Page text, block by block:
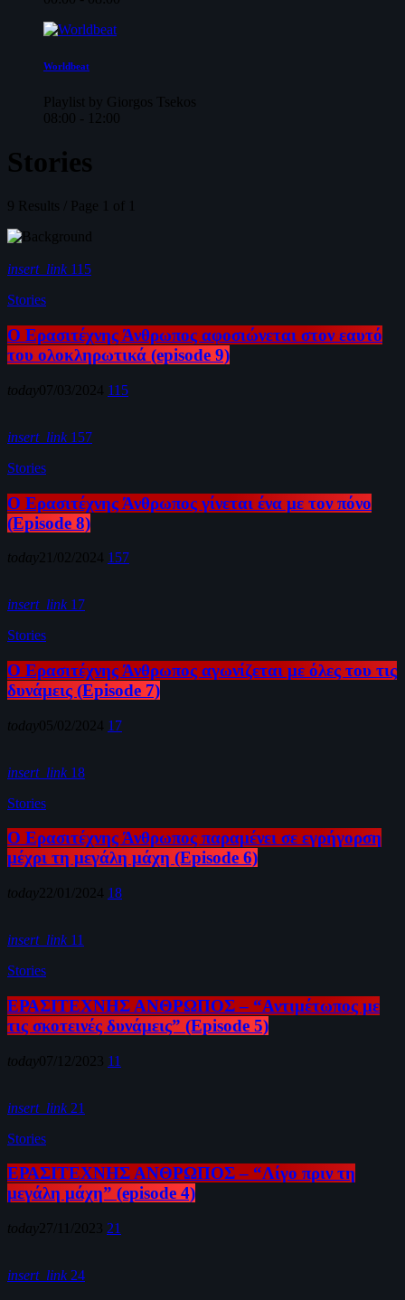
Worldbeat
Playlist by Giorgos Tsekos
08:00 - 12:00
Stories
9 Results / Page 1 of 1
insert_link 115
Stories
Ο Ερασιτέχνης Άνθρωπος αφοσιώνεται στον εαυτό
του ολοκληρωτικά (episode 9)
today07/03/2024 115
insert_link 157
Stories
Ο Ερασιτέχνης Άνθρωπος γίνεται ένα με τον πόνο
(Episode 8)
today 21/02/2024 157
insert_link 17
Stories
Ο Ερασιτέχνης Άνθρωπος αγωνίζεται με όλες του τις
δυνάμεις (Episode 7)
today05/02/2024 17
insert_link 18
Stories
Ο Ερασιτέχνης Άνθρωπος παραμένει σε εγρήγορση
μέχρι τη μεγάλη μάχη (Episode 6)
today 22/01/2024 18
insert_link 11
Stories
ΕΡΑΣΙΤΕΧΝΗΣ ΑΝΘΡΩΠΟΣ – “Αντιμέτωπος με
τις σκοτεινές δυνάμεις” (Episode 5)
today07/12/2023 11
insert_link 21
Stories
ΕΡΑΣΙΤΕΧΝΗΣ ΑΝΘΡΩΠΟΣ – “Λίγο πριν τη
μεγάλη μάχη” (episode 4)
today 27/11/2023 21
insert_link 24